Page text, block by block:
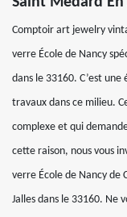
Comptoir art jewelry
verre École de Nancy
dans le 33160. C’est
travaux dans ce milieu.
complexe et qui
cette raison, nous vous
verre École de Nancy
Jalles dans le 33160. Ne